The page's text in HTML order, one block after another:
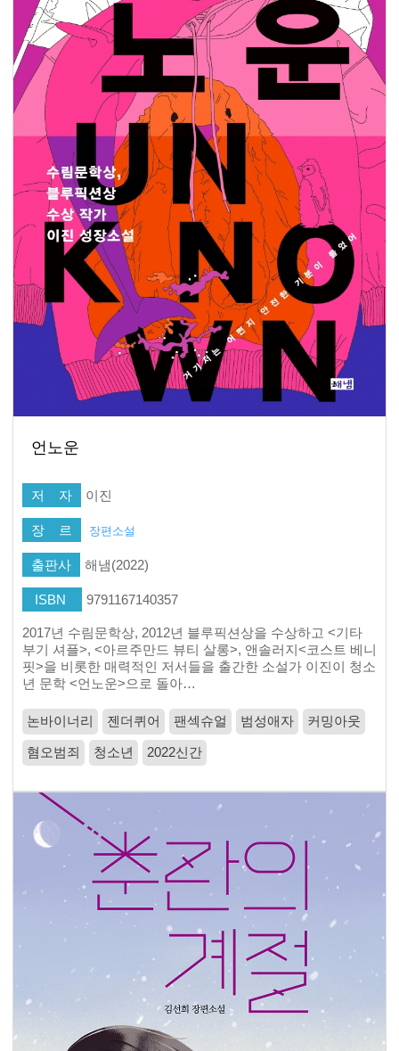
언노운
저 자 이진
장 르 장편소설
출판사 해냄(2022)
ISBN 9791167140357
2017년 수림문학상, 2012년 블루픽션상을 수상하고 <기타
부기 셔플>, <아르주만드 뷰티 살롱>, 앤솔러지<코스트 베니
핏>을 비롯한 매력적인 저서들을 출간한 소설가 이진이 청소
년 문학 <언노운>으로 돌아…
논바이너리 젠더퀴어 팬섹슈얼 범성애자 커밍아웃
혐오범죄 청소년 2022신간